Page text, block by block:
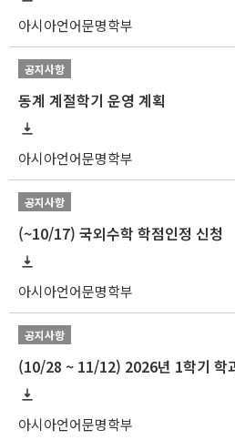
아시아언어문명학부
공지사항
동계 계절학기 운영 계획
아시아언어문명학부
공지사항
(~10/17) 국외수학 학점인정 신청
아시아언어문명학부
공지사항
아시아언어문명학부